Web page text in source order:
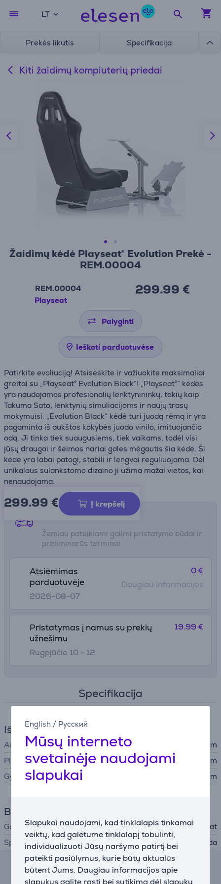
English / Русский
Mūsų interneto
svetainėje naudojami
slapukai
Slapukai naudojami, kad tinklalapis tinkamai
veiktų, kad galėtume tinklalapį tobulinti,
individualizuoti Jūsų naršymo patirtį bei
pateikti pasiūlymus, kurie būtų aktualūs
būtent Jums. Daugiau informacijos apie
slapukus galite rasti bei sutikimą dėl slapukų
LT
Prekės likutis Specifikacija
Kiti žaidimų kompiuterių priedai
Žaidimų kėdė Playseat® Evolution Prekė -
REM.00004
REM.00004
Playseat
299.99 €
Palyginti
Ieškoti parduotuvėse
Patirkite evoliuciją! Atsisėskite ir važiuokite maksimaliai
greitai su „Playseat® Evolution Black“! „Playseat®“ kėdės
yra naudojamos profesionalių lenktynininkų, tokių kaip
Takuma Sato, lenktynių simuliacijoms ir naujų trasų
mokymuisi. „Evolution Black“ kėdė turi juodą rėmą ir yra
pagaminta iš aukštos kokybės juodo vinilo, imituojančio
odą. Ji tinka tiek suaugusiems, tiek vaikams, todėl visi
jūsų draugai ir šeimos nariai galės mėgautis šia kėde. Ši
kėdė yra labai patogi, stabili ir lengvai reguliuojama. Dėl
unikalaus sulankstomo dizaino ji užima mažai vietos, kai
nenaudojama.
299.99 € Į krepšelį
Pristatymo būdai
Žemiau pateikiami galimi pristatymo būdai ir
preliminarūs terminai
Atsiėmimas
parduotuvėje
2026-08-07
0 €
Daugiau informacijos
Pristatymas į namus su prekių
užnešimu
Rugpjūčio 10 - 12
19.99 €
Specifikacija
Išmatavimai
Aukštis
98 cm
Plotis
50 cm
Gylis
130 cm
Bendri parametrai
Gamintojas
Playseat
Spalva
Juoda
Lizingo skaičiuoklė